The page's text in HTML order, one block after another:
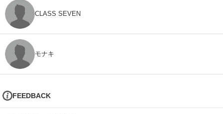
CLASS SEVEN
モナキ
FEEDBACK